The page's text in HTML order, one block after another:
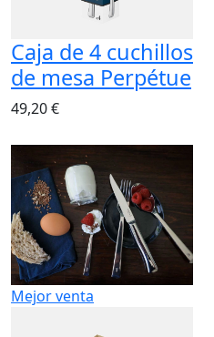
Caja de 4 cuchillos
de mesa Perpétue
49,20 €
Mejor venta